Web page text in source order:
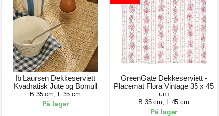
Ib Laursen Dekkeserviett
Kvadratisk Jute og Bomull
B 35 cm, L 35 cm
På lager
GreenGate Dekkeserviett -
Placemat Flora Vintage 35 x 45
cm
B 35 cm, L 45 cm
På lager